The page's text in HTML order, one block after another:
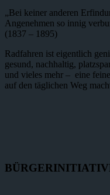
„Bei keiner anderen
Angenehmen so innig
(1837 – 1895)
Radfahren ist eigentlich
gesund, nachhaltig,
und vieles mehr – eine
auf den täglichen Weg